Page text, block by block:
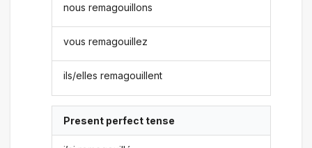
nous remagouillons
vous remagouillez
ils/elles remagouillent
Present perfect tense